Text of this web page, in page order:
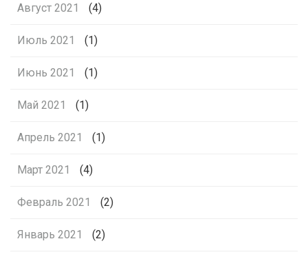
Август 2021 (4)
Июль 2021 (1)
Июнь 2021 (1)
Май 2021 (1)
Апрель 2021 (1)
Март 2021 (4)
Февраль 2021 (2)
Январь 2021 (2)